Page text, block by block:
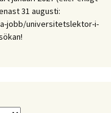
31 augusti:
jobb/universitetslektor-i-